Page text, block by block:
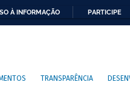
À INFORMAÇÃO PARTICIPE
TRANSPARÊNCIA